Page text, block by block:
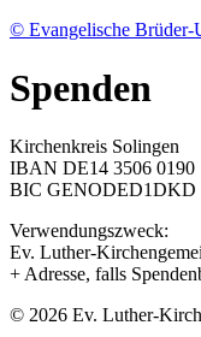
© Evangelische Brüder-
Spenden
Kirchenkreis Solingen
IBAN DE14 3506 0190
BIC GENODED1DKD
Verwendungszweck:
Ev. Luther-
+ Adresse, falls
© 2026 Ev. Luther-